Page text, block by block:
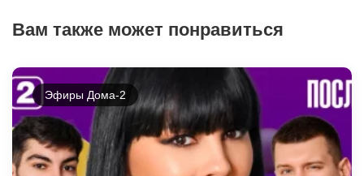
Вам также может понравиться
Эфиры Дома-2